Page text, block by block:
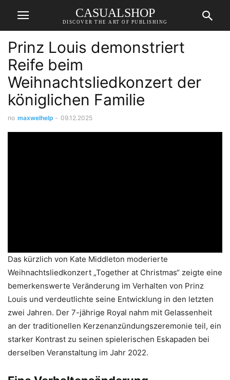
CASUALSHOP
DISCOVER THE ART OF PUBLISHING
Prinz Louis demonstriert
Reife beim
Weihnachtsliedkonzert der
königlichen Familie
по maxwelhelp - 09.12.2025
Das kürzlich von Kate Middleton moderierte
Weihnachtsliedkonzert „Together at Christmas“ zeigte eine
bemerkenswerte Veränderung im Verhalten von Prinz
Louis und verdeutlichte seine Entwicklung in den letzten
zwei Jahren. Der 7-jährige Royal nahm mit Gelassenheit
an der traditionellen Kerzenanzündungszeremonie teil, ein
starker Kontrast zu seinen spielerischen Eskapaden bei
derselben Veranstaltung im Jahr 2022.